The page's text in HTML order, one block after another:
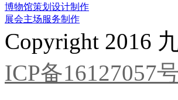
博物馆策划设计制作
展会主场服务制作
Copyright 2016
ICP备16127057